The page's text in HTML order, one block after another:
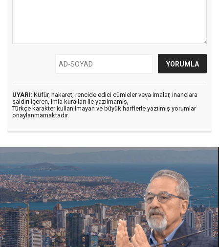
UYARI: Küfür, hakaret, rencide edici cümleler veya imalar, inançlara
saldırı içeren, imla kuralları ile yazılmamış,
Türkçe karakter kullanılmayan ve büyük harflerle yazılmış yorumlar
onaylanmamaktadır.